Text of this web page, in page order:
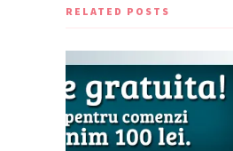
RELATED POSTS